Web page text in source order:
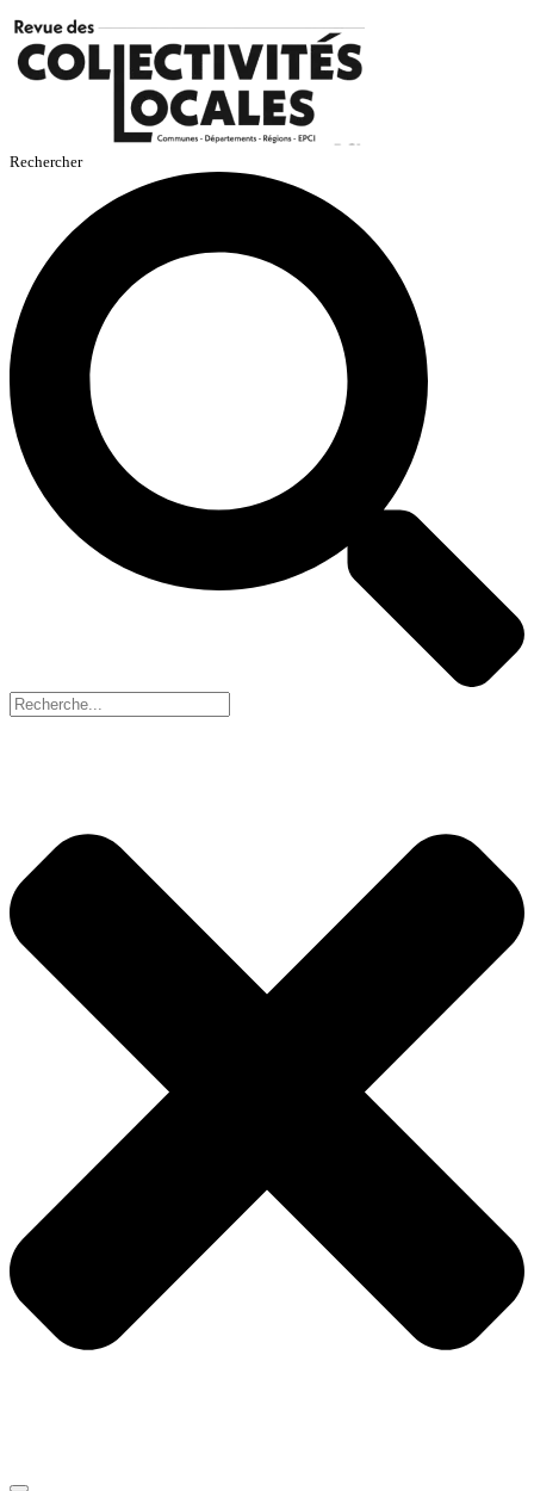
Rechercher